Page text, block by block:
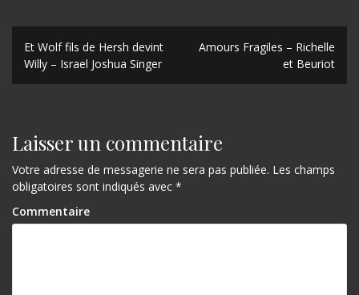
N
a
i
g
a
t
Et Wolf fils de Hersh devint
Willy – Israel Joshua Singer
Amours Fragiles – Richelle
et Beuriot
Laisser un commentaire
Votre adresse de messagerie ne sera pas publiée. Les champs
obligatoires sont indiqués avec *
Commentaire